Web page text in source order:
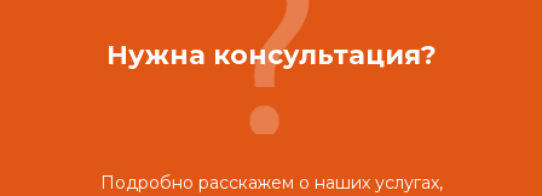
Нужна консультация?
Подробно расскажем о наших услугах,